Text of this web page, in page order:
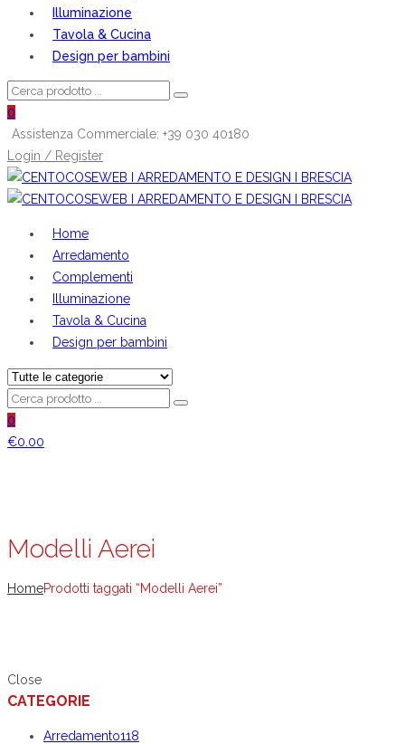
Illuminazione
Tavola & Cucina
Design per bambini
0
Assistenza Commerciale: +39 030 40180
Login / Register
Home
Arredamento
Complementi
Illuminazione
Tavola & Cucina
Design per bambini
0
€0.00
Modelli Aerei
HomeProdotti taggati “Modelli Aerei”
Close
CATEGORIE
Arredamento118